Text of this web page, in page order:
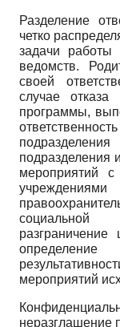
Разделение
четко
задачи работы
ведомств.
своей
случае отказа
программы,
подразделения
мероприятий с
мероприятий
неразглашение